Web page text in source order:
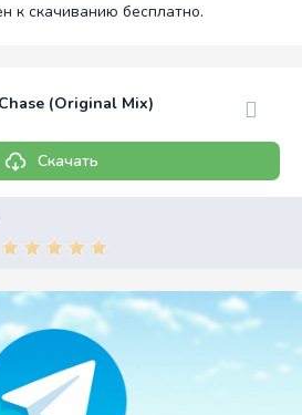
к скачиванию бесплатно.
(Original Mix)
Скачать